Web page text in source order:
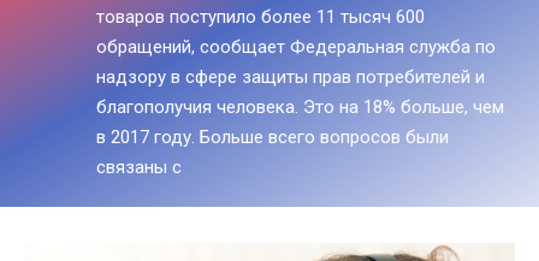
товаров поступило более 11 тысяч 600
обращений, сообщает Федеральная служба по
надзору в сфере защиты прав потребителей и
благополучия человека. Это на 18% больше, чем
в 2017 году. Больше всего вопросов были
связаны с